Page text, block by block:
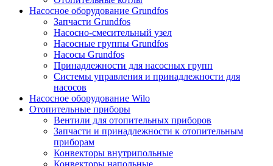
Насосное оборудование Grundfos
Запчасти Grundfos
Насосно-смесительный узел
Насосные группы Grundfos
Насосы Grundfos
Принадлежности для насосных групп
Системы управления и принадлежности для
насосов
Насосное оборудование Wilo
Отопительные приборы
Вентили для отопительных приборов
Запчасти и принадлежности к отопительным
приборам
Конвекторы внутрипольные
Конвекторы напольные